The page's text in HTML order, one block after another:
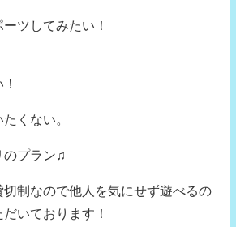
ツしてみたい！
くない。
のプラン♫
切制なので他人を気にせず遊べるの
いております！